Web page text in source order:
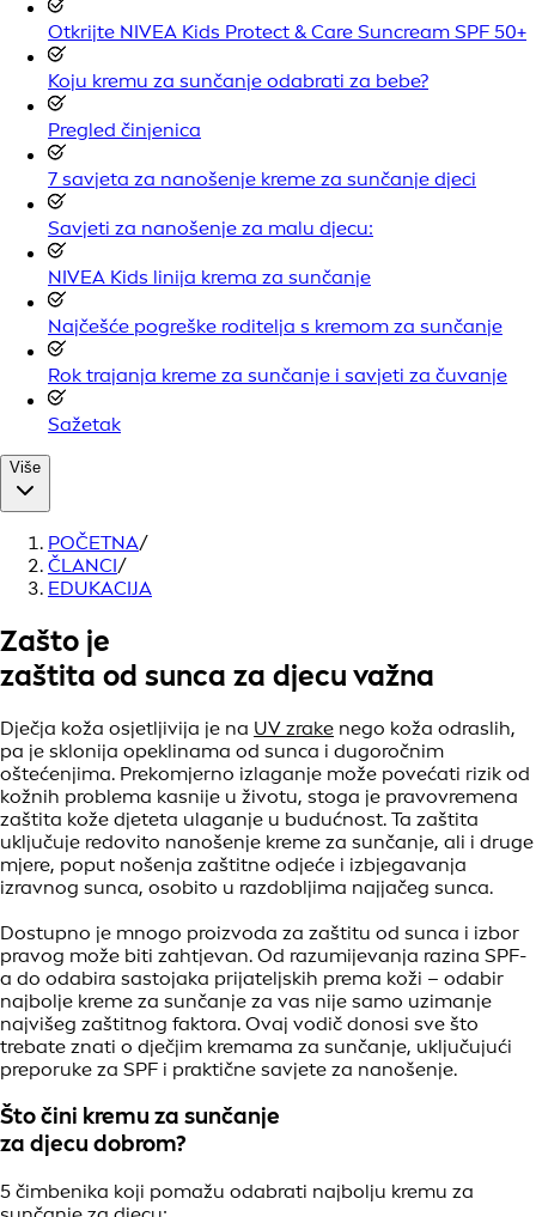
Otkrijte NIVEA Kids Protect & Care Suncream SPF 50+
Koju kremu za sunčanje odabrati za bebe?
Pregled činjenica
7 savjeta za nanošenje kreme za sunčanje djeci
Savjeti za nanošenje za malu djecu:
NIVEA Kids linija krema za sunčanje
Najčešće pogreške roditelja s kremom za sunčanje
Rok trajanja kreme za sunčanje i savjeti za čuvanje
Sažetak
Više
POČETNA/
ČLANCI/
EDUKACIJA
Zašto je
zaštita od sunca za djecu važna
Dječja koža osjetljivija je na UV zrake nego koža odraslih,
pa je sklonija opeklinama od sunca i dugoročnim
oštećenjima. Prekomjerno izlaganje može povećati rizik od
kožnih problema kasnije u životu, stoga je pravovremena
zaštita kože djeteta ulaganje u budućnost. Ta zaštita
uključuje redovito nanošenje kreme za sunčanje, ali i druge
mjere, poput nošenja zaštitne odjeće i izbjegavanja
izravnog sunca, osobito u razdobljima najjačeg sunca.
Dostupno je mnogo proizvoda za zaštitu od sunca i izbor
pravog može biti zahtjevan. Od razumijevanja razina SPF-
a do odabira sastojaka prijateljskih prema koži – odabir
najbolje kreme za sunčanje za vas nije samo uzimanje
najvišeg zaštitnog faktora. Ovaj vodič donosi sve što
trebate znati o dječjim kremama za sunčanje, uključujući
preporuke za SPF i praktične savjete za nanošenje.
Što čini kremu za sunčanje
za djecu dobrom?
5 čimbenika koji pomažu odabrati najbolju kremu za